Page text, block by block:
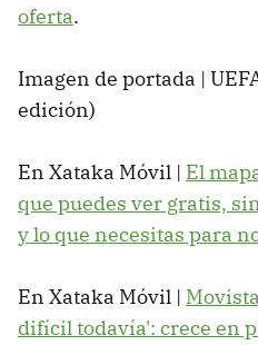
oferta.
Imagen de portada |
edición)
En Xataka Móvil | El
que puedes ver gratis,
y lo que necesitas para
En Xataka Móvil |
difícil todavía': crece en